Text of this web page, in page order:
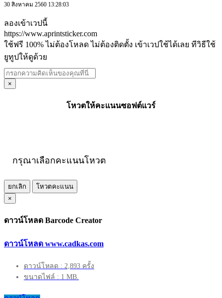
30 สิงหาคม 2560 13:28:03
ลองเข้าเวปนี้
https://www.aprintsticker.com
ใช้ฟรี 100% ไม่ต้องโหลด ไม่ต้องติดตั้ง เข้าเวปใช้ได้เลย ทีวิธีใช้
ยูทูปให้ดูด้วย
×
โหวตให้คะแนนซอฟต์แวร์
กรุณาเลือกคะแนนโหวต
ยกเลิก
โหวตคะแนน
×
ดาวน์โหลด Barcode Creator
ดาวน์โหลด www.cadkas.com
ดาวน์โหลด : 2,893 ครั้ง
ขนาดไฟล์ : 1 MB.